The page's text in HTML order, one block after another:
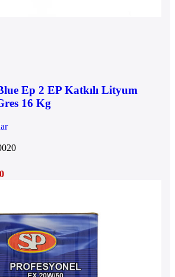
Ep 2 EP Katkılı Lityum
16 Kg